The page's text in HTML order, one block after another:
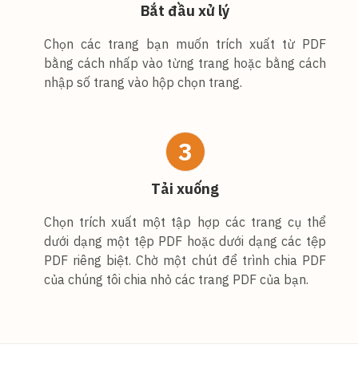
Bắt đầu xử lý
Chọn các trang bạn muốn trích xuất từ PDF
bằng cách nhấp vào từng trang hoặc bằng cách
nhập số trang vào hộp chọn trang.
3
Tải xuống
Chọn trích xuất một tập hợp các trang cụ thể
dưới dạng một tệp PDF hoặc dưới dạng các tệp
PDF riêng biệt. Chờ một chút để trình chia PDF
của chúng tôi chia nhỏ các trang PDF của bạn.